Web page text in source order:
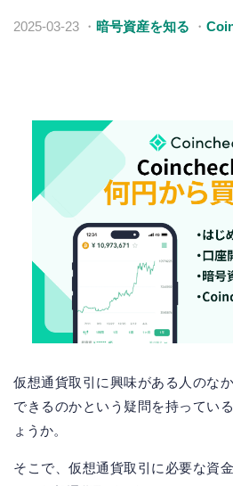
2025-03-23 ・ 暗号資産を知る ・
仮想通貨取引に興味がある人のな
できるのかという疑問を持ってい
ょうか。
そこで、仮想通貨取引に必要な資